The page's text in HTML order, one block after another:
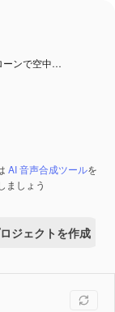
ーンで空中…
AI 音声合成ツールを
ましょう
ジェクトを作成